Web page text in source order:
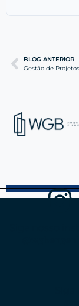
BLOG ANTERIOR